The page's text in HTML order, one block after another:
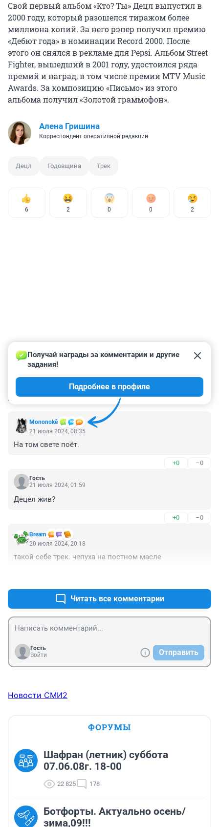
Свой первый альбом «Кто? Ты» Децл выпустил в
2000 году, который разошелся тиражом более
миллиона копий. За него рэпер получил премию
«Дебют года» в номинации Record 2000. После
этого он снялся в рекламе для Pepsi. Альбом Street
Fighter, вышедший в 2001 году, удостоился ряда
премий и наград, в том числе премии MTV Music
Awards. За композицию «Письмо» из этого
альбома получил «Золотой граммофон».
Алена Гришина
Корреспондент оперативной редакции
Децл Годовщина Трек
6 2 0 0 2
КОММЕНТАРИИ 23
Mononokê
Получай награды за комментарии и другие
задания!
Подробнее в профиле
21 июля 2024, 08:35
На том свете поёт.
+0 –0
Гость
21 июля 2024, 01:59
Децел жив?
+0 –0
Bream
20 июля 2024, 20:18
такой себе трек. чепуха на постном масле
Читать все комментарии
Гость
Войти
Отправить
Новости СМИ2
ФОРУМЫ
Шафран (летник) суббота
07.06.08г. 18-00
22 825 178
Ботфорты. Актуально осень/
зима,09!!!